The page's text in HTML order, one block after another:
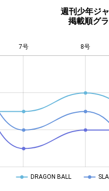
週刊少年ジ
掲載順グ
7号 8号
DRAGON BALL